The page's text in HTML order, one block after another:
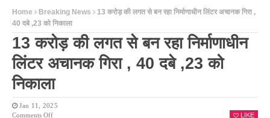
Home Breaking News
13 करोड़ की लगत से बन रहा निर्माणाधीन लिंटर अचानक गिरा ,
40 दबे ,23 को निकाला
13 करोड़ की लगत से बन रहा निर्माणाधीन
लिंटर अचानक गिरा , 40 दबे ,23 को
निकाला
Jan 11, 2025
Comments OffOn
LIKE